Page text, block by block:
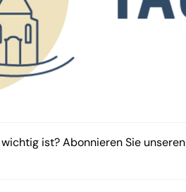
ist? Abonnieren Sie unseren